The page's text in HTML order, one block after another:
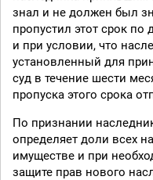
знал и не должен был
пропустил этот срок
и при условии, что
установленный для
суд в течение шести
пропуска этого срока
По признании
определяет доли всех
имуществе и при
защите прав нового